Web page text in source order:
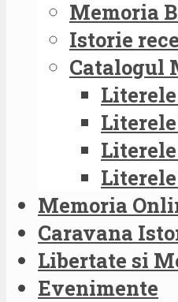
Memoria
Istorie
Catalogul
Memoria
Caravana
Libertate si
Evenimente